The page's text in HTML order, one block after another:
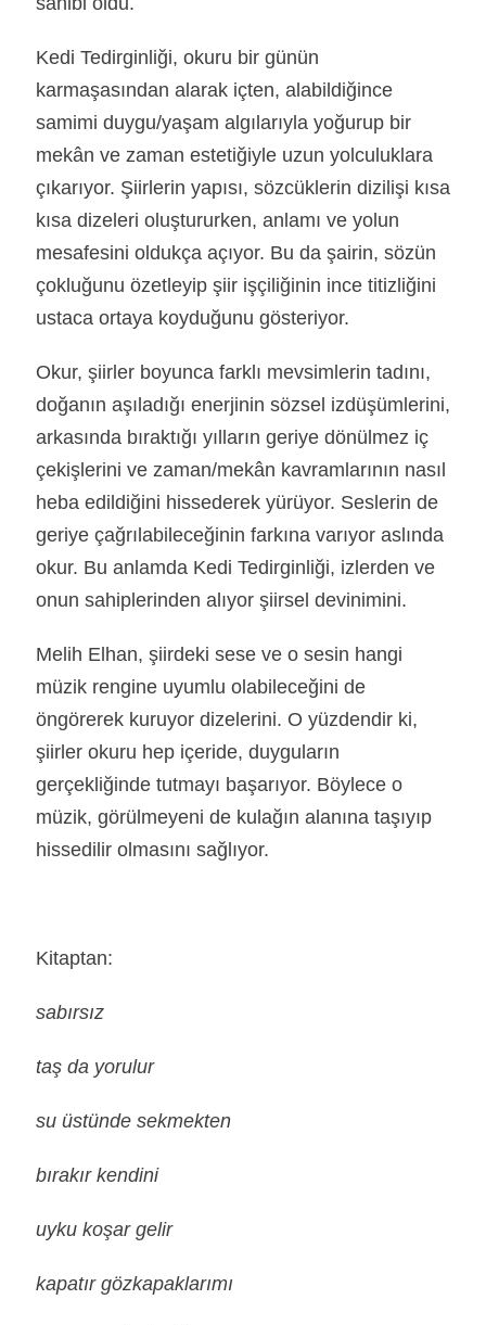
Kedi Tedirginliği, okuru bir günün
karmaşasından alarak içten, alabildiğince
samimi duygu/yaşam algılarıyla yoğurup bir
mekân ve zaman estetiğiyle uzun yolculuklara
çıkarıyor. Şiirlerin yapısı, sözcüklerin dizilişi kısa
kısa dizeleri oluştururken, anlamı ve yolun
mesafesini oldukça açıyor. Bu da şairin, sözün
çokluğunu özetleyip şiir işçiliğinin ince titizliğini
ustaca ortaya koyduğunu gösteriyor.
Okur, şiirler boyunca farklı mevsimlerin tadını,
doğanın aşıladığı enerjinin sözsel izdüşümlerini,
arkasında bıraktığı yılların geriye dönülmez iç
çekişlerini ve zaman/mekân kavramlarının nasıl
heba edildiğini hissederek yürüyor. Seslerin de
geriye çağrılabileceğinin farkına varıyor aslında
okur. Bu anlamda Kedi Tedirginliği, izlerden ve
onun sahiplerinden alıyor şiirsel devinimini.
Melih Elhan, şiirdeki sese ve o sesin hangi
müzik rengine uyumlu olabileceğini de
öngörerek kuruyor dizelerini. O yüzdendir ki,
şiirler okuru hep içeride, duyguların
gerçekliğinde tutmayı başarıyor. Böylece o
müzik, görülmeyeni de kulağın alanına taşıyıp
hissedilir olmasını sağlıyor.
Kitaptan:
sabırsız
taş da yorulur
su üstünde sekmekten
bırakır kendini
uyku koşar gelir
kapatır gözkapaklarımı